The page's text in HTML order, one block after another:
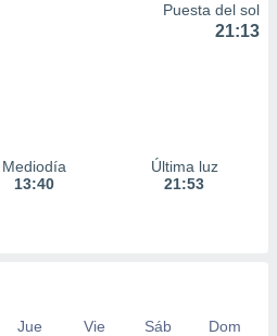
Puesta del sol
21:13
Mediodía
13:40
Última luz
21:53
Jue Vie Sáb
Dom